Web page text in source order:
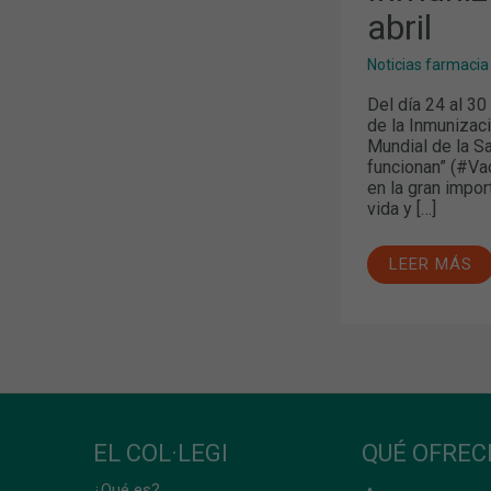
abril
Noticias farmacia
Del día 24 al
de la
Mundial de la
funcionan”
en la gran
vida y […]
LEER MÁS
EL COL·LEGI
QUÉ